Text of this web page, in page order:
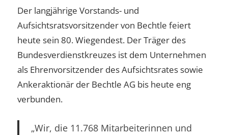
Der langjährige Vorstands- und
Aufsichtsratsvorsitzender von Bechtle feiert
heute sein 80. Wiegendest. Der Träger des
Bundesverdienstkreuzes ist dem Unternehmen
als Ehrenvorsitzender des Aufsichtsrates sowie
Ankeraktionär der Bechtle AG bis heute eng
verbunden.
„Wir, die 11.768 Mitarbeiterinnen und